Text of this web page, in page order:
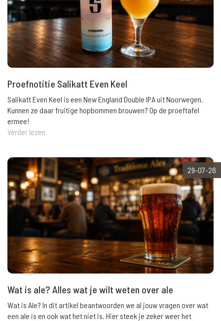
Proefnotitie Salikatt Even Keel
Salikatt Even Keel is een New England Double IPA uit Noorwegen.
Kunnen ze daar fruitige hopbommen brouwen? Op de proeftafel
ermee!
Verder lezen
29-07-26
Wat is ale? Alles wat je wilt weten over ale
Wat is Ale? In dit artikel beantwoorden we al jouw vragen over wat
een ale is en ook wat het niet is. Hier steek je zeker weer het